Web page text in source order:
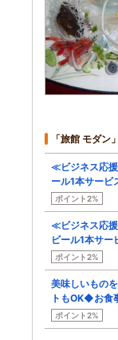
「旅館 モダン
≪ビジネス応
ール1本サービ
ポイント2%
≪ビジネス応
ビール1本サー
ポイント2%
美味しいもの
トもOK◆お食
ポイント2%